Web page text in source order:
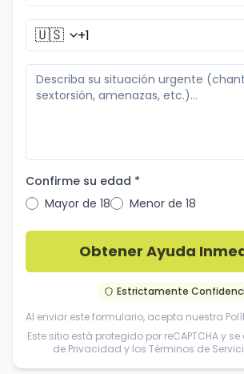
🇺🇸
Confirme su edad *
Mayor de 18
Menor de 18
Obtener Ayuda
Estrictamente
Al enviar este formulario, acepta nuestra
Este sitio está protegido por reCAPTCHA y
de Privacidad y los Términos de